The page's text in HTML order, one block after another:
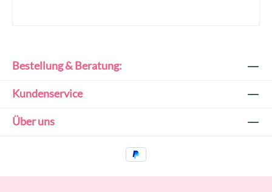
Bestellung & Beratung:
Kundenservice
Über uns